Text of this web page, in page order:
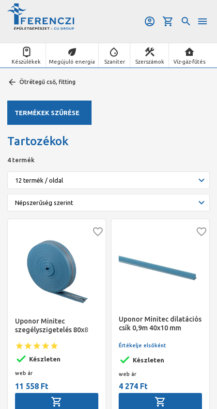
Készülékek Megújuló energia Szaniter Szerszámok Víz-gáz-fűtés
Ötrétegű cső, fitting
Tartozékok
4 termék
Uponor Minitec
szegélyszigetelés 80x8
Készleten
web ár
11 558 Ft
Uponor Minitec dilatációs
csík 0,9m 40x10 mm
Készleten
Értékelje elsőként
web ár
4 274 Ft
TERMÉKEK SZŰRÉSE